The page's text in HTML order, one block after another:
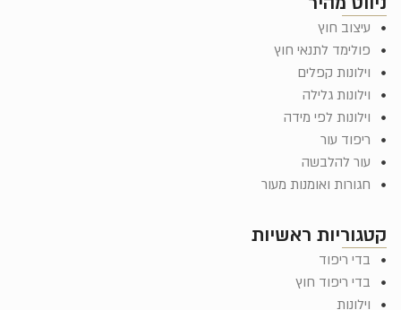
קטגוריות ראשיות
בדי ריפוד
בדי ריפוד חוץ
וילונות
עיצוב חוץ
פולימד לתנאי חוץ
וילונות קפלים
וילונות גלילה
וילונות לפי מידה
ריפוד עור
עור להלבשה
חגורות ואומנות מעור